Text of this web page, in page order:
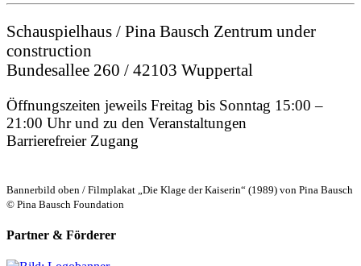
Schauspielhaus / Pina Bausch Zentrum under
construction
Bundesallee 260 / 42103 Wuppertal
Öffnungszeiten jeweils Freitag bis Sonntag 15:00 –
21:00 Uhr und zu den Veranstaltungen
Barrierefreier Zugang
Bannerbild oben / Filmplakat „Die Klage der Kaiserin“ (1989) von Pina Bausch
© Pina Bausch Foundation
Partner & Förderer